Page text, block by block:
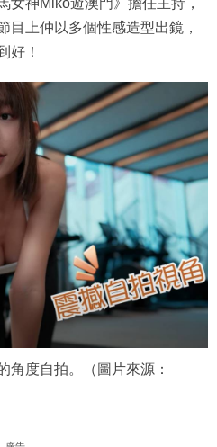
女神Miko遊澳門》擔任主持，
目上仲以多個性感造型出鏡，
好！
角度自拍。（圖片來源：